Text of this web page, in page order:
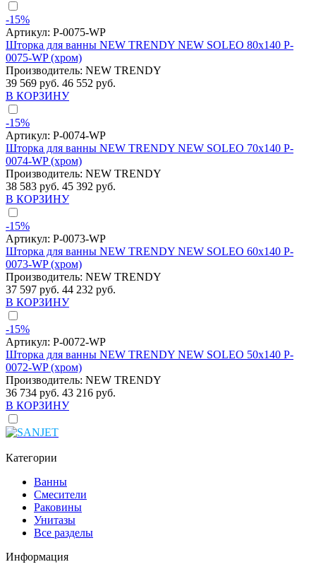
-15%
Артикул: P-0075-WP
Шторка для ванны NEW TRENDY NEW SOLEO 80x140 P-
0075-WP (хром)
Производитель: NEW TRENDY
39 569 руб. 46 552 руб.
В КОРЗИНУ
-15%
Артикул: P-0074-WP
Шторка для ванны NEW TRENDY NEW SOLEO 70x140 P-
0074-WP (хром)
Производитель: NEW TRENDY
38 583 руб. 45 392 руб.
В КОРЗИНУ
-15%
Артикул: P-0073-WP
Шторка для ванны NEW TRENDY NEW SOLEO 60x140 P-
0073-WP (хром)
Производитель: NEW TRENDY
37 597 руб. 44 232 руб.
В КОРЗИНУ
-15%
Артикул: P-0072-WP
Шторка для ванны NEW TRENDY NEW SOLEO 50x140 P-
0072-WP (хром)
Производитель: NEW TRENDY
36 734 руб. 43 216 руб.
В КОРЗИНУ
Категории
Ванны
Смесители
Раковины
Унитазы
Все разделы
Информация